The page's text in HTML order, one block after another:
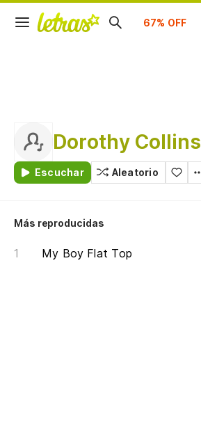
Suscríbete
Dorothy Collins
Escuchar Aleatorio
Más reproducidas
My Boy Flat Top